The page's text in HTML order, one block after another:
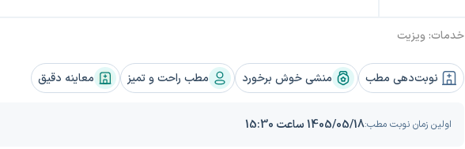
خدمات: ویزیت
منشی خوش برخورد مطب راحت و تمیز معاینه دقیق نوبت‌دهی مطب
اولین زمان نوبت مطب:1405/05/18 ساعت 15:30